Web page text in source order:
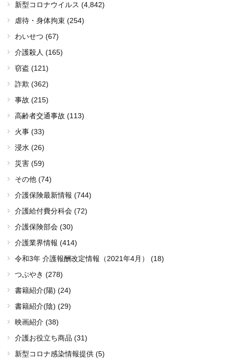
新型コロナウイルス (4,842)
虐待・身体拘束 (254)
わいせつ (67)
介護殺人 (165)
窃盗 (121)
詐欺 (362)
事故 (215)
高齢者交通事故 (113)
火事 (33)
浸水 (26)
災害 (59)
その他 (74)
介護保険最新情報 (744)
介護給付費分科会 (72)
介護保険部会 (30)
介護業界情報 (414)
令和3年 介護報酬改定情報（2021年4月） (18)
つぶやき (278)
書籍紹介(陽) (24)
書籍紹介(陰) (29)
映画紹介 (38)
介護お役立ち商品 (31)
新型コロナ感染情報提供 (5)